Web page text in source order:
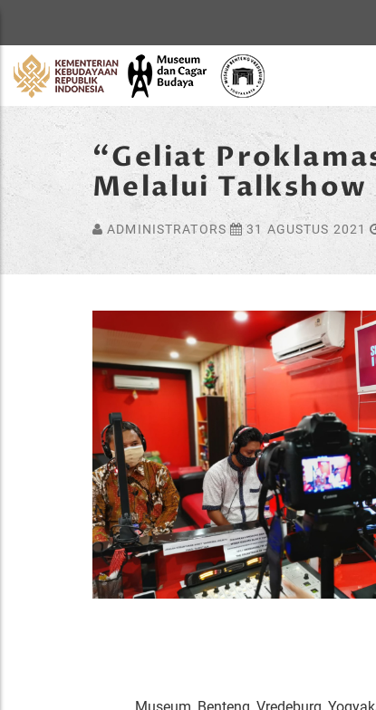
Home
“Geliat
Melalui Talkshow
ADMINISTRATORS 31 AGUSTUS 2021